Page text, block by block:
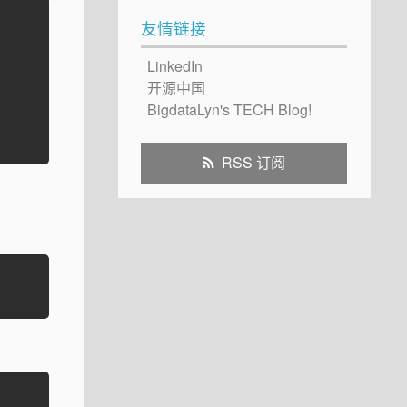
友情链接
LinkedIn
开源中国
BigdataLyn's TECH Blog!
RSS 订阅